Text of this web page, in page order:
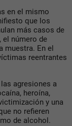
en el mismo
que los
más casos de
el número de
muestra. En el
reentrantes
agresiones a
heroína,
y una
no refieren
de alcohol.